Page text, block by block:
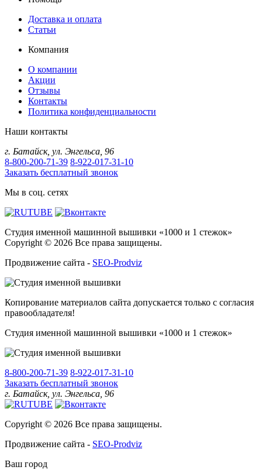
Доставка и оплата
Статьи
Компания
О компании
Акции
Отзывы
Контакты
Политика конфиденциальности
Наши контакты
г. Батайск, ул. Энгельса, 96
8-800-200-71-39 8-922-017-31-10
Заказать бесплатный звонок
Мы в соц. сетях
Студия именной машинной вышивки «1000 и 1 стежок»
Copyright © 2026 Все права защищены.
Продвижение сайта - SEO-Prodviz
Копирование материалов сайта допускается только с согласия
правообладателя!
Студия именной машинной вышивки «1000 и 1 стежок»
8-800-200-71-39 8-922-017-31-10
Заказать бесплатный звонок
г. Батайск, ул. Энгельса, 96
Copyright © 2026 Все права защищены.
Продвижение сайта - SEO-Prodviz
Ваш город